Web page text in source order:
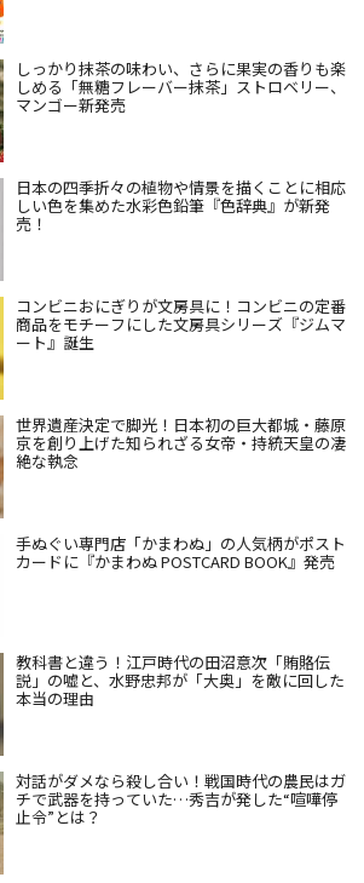
しっかり抹茶の味わい、さらに果実の香りも楽
しめる「無糖フレーバー抹茶」ストロベリー、
マンゴー新発売
日本の四季折々の植物や情景を描くことに相応
しい色を集めた水彩色鉛筆『色辞典』が新発
売！
コンビニおにぎりが文房具に！コンビニの定番
商品をモチーフにした文房具シリーズ『ジムマ
ート』誕生
世界遺産決定で脚光！日本初の巨大都城・藤原
京を創り上げた知られざる女帝・持統天皇の凄
絶な執念
手ぬぐい専門店「かまわぬ」の人気柄がポスト
カードに『かまわぬ POSTCARD BOOK』発売
教科書と違う！江戸時代の田沼意次「賄賂伝
説」の嘘と、水野忠邦が「大奥」を敵に回した
本当の理由
対話がダメなら殺し合い！戦国時代の農民はガ
チで武器を持っていた…秀吉が発した“喧嘩停
止令”とは？